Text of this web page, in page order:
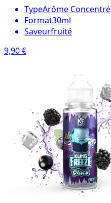
TypeArôme Concentré
Format30ml
Saveurfruité
9,90 €